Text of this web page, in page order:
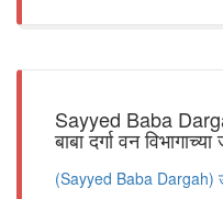
Sayyed Baba
बाबा दर्गा वन
(Sayyed Baba Dargah)